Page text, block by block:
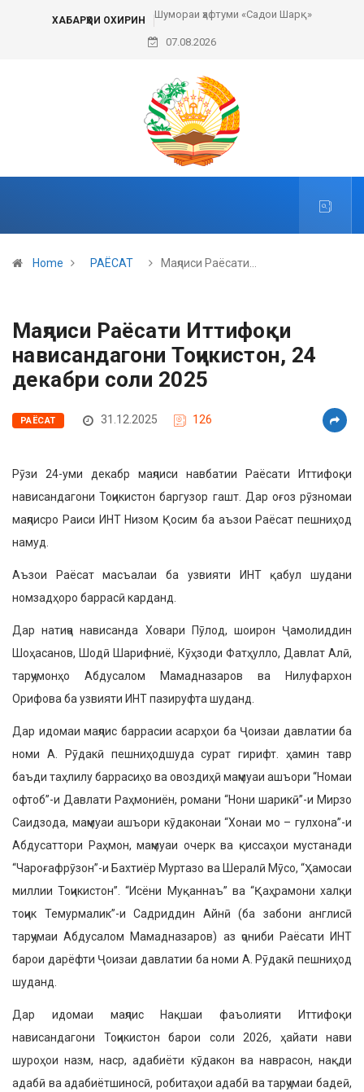
ХАБАРҲОИ ОХИРИН Шумораи ҳафтуми «Садои Шарқ»
07.08.2026
Home РАЁСАТ Маҷлиси Раёсати…
Маҷлиси Раёсати Иттифоқи
нависандагони Тоҷикистон, 24
декабри соли 2025
РАЁСАТ 31.12.2025 126
Рӯзи 24-уми декабр маҷлиси навбатии Раёсати Иттифоқи
нависандагони Тоҷикистон баргузор гашт. Дар оғоз рӯзномаи
маҷлисро Раиси ИНТ Низом Қосим ба аъзои Раёсат пешниҳод
намуд.
Аъзои Раёсат масъалаи ба узвияти ИНТ қабул шудани
номзадҳоро баррасӣ карданд.
Дар натиҷа нависанда Ховари Пӯлод, шоирон Ҷамолиддин
Шоҳасанов, Шодӣ Шарифниё, Кӯҳзоди Фатҳулло, Давлат Алӣ,
тарҷумонҳо Абдусалом Мамадназаров ва Нилуфархон
Орифова ба узвияти ИНТ пазируфта шуданд.
Дар идомаи маҷлис баррасии асарҳои ба Ҷоизаи давлатии ба
номи А. Рӯдакӣ пешниҳодшуда сурат гирифт. ҳамин тавр
баъди таҳлилу баррасиҳо ва овоздиҳӣ маҷмуаи ашъори “Номаи
офтоб”-и Давлати Раҳмониён, романи “Нони шарикӣ”-и Мирзо
Саидзода, маҷмуаи ашъори кӯдаконаи “Хонаи мо – гулхона”-и
Абдусаттори Раҳмон, маҷмуаи очерк ва қиссаҳои мустанади
“Чароғафрӯзон”-и Бахтиёр Муртазо ва Шералӣ Мӯсо, “Ҳамосаи
миллии Тоҷикистон”. “Исёни Муқаннаъ” ва “Қаҳрамони халқи
тоҷик Темурмалик”-и Садриддин Айнӣ (ба забони англисӣ
тарҷумаи Абдусалом Мамадназаров) аз ҷониби Раёсати ИНТ
барои дарёфти Ҷоизаи давлатии ба номи А. Рӯдакӣ пешниҳод
шуданд.
Дар идомаи маҷлис Нақшаи фаъолияти Иттифоқи
нависандагони Тоҷикистон барои соли 2026, ҳайати нави
шуроҳои назм, наср, адабиёти кӯдакон ва наврасон, нақди
адабӣ ва адабиётшиносӣ, робитаҳои адабӣ ва тарҷумаи бадеӣ,